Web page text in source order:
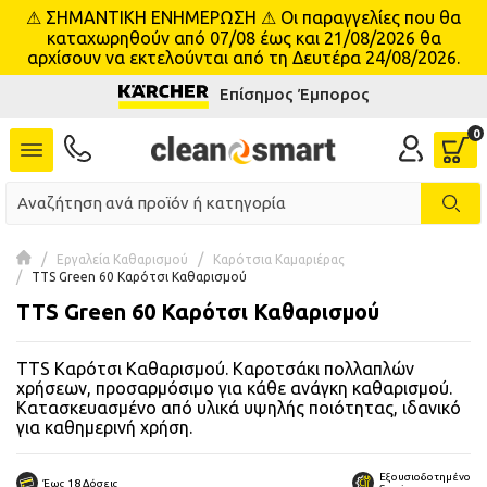
menu
⚠ ΣΗΜΑΝΤΙΚΗ ΕΝΗΜΕΡΩΣΗ ⚠ Οι παραγγελίες που θα
καταχωρηθούν από 07/08 έως και 21/08/2026 θα
αρχίσουν να εκτελούνται από τη Δευτέρα 24/08/2026.
Επίσημος Έμπορος
Εργαλεία Καθαρισμού
Καρότσια Καμαριέρας
TTS Green 60 Καρότσι Καθαρισμού
TTS Green 60 Καρότσι Καθαρισμού
TTS Καρότσι Καθαρισμού. Καροτσάκι πολλαπλών
χρήσεων, προσαρμόσιμο για κάθε ανάγκη καθαρισμού.
Κατασκευασμένο από υλικά υψηλής ποιότητας, ιδανικό
για καθημερινή χρήση.
Έως 18 Δόσεις
Εξουσιοδοτημένο